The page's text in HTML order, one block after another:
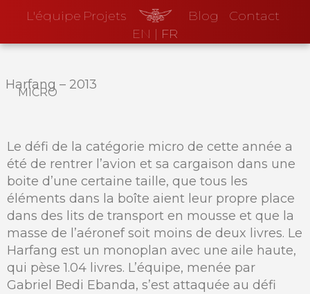
L'équipe Projets Blog
Contact
EN | FR
Harfang – 2013
micro
Le défi de la catégorie micro de cette année a
été de rentrer l’avion et sa cargaison dans une
boite d’une certaine taille, que tous les
éléments dans la boîte aient leur propre place
dans des lits de transport en mousse et que la
masse de l’aéronef soit moins de deux livres. Le
Harfang est un monoplan avec une aile haute,
qui pèse 1.04 livres. L’équipe, menée par
Gabriel Bedi Ebanda, s’est attaquée au défi